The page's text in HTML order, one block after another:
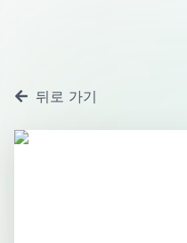
뒤로 가기